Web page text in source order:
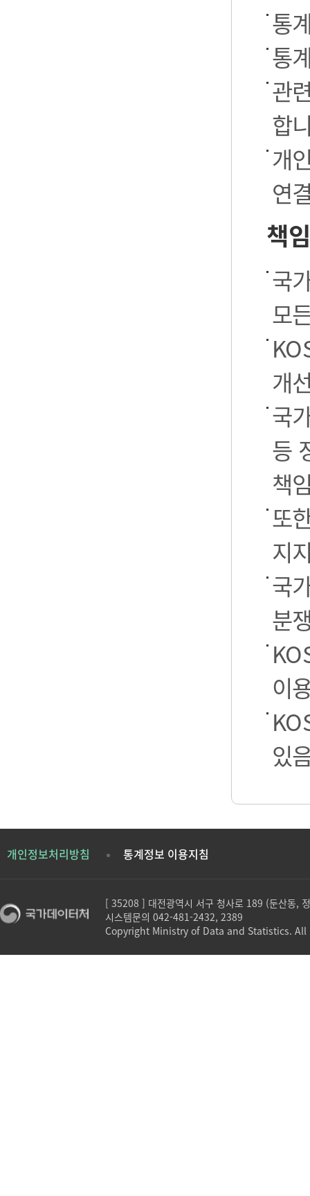
통
통
관
합
개
연
책
국
모
개
국
등
책
또
지
국
분
이
있
개인정보처리방침 통계정보 이용지침
[ 35208 ] 대전광역시 서구 청사로 189 (둔산동,
시스템문의 042-481-2432, 2389
Copyright Ministry of Data and Statistics.